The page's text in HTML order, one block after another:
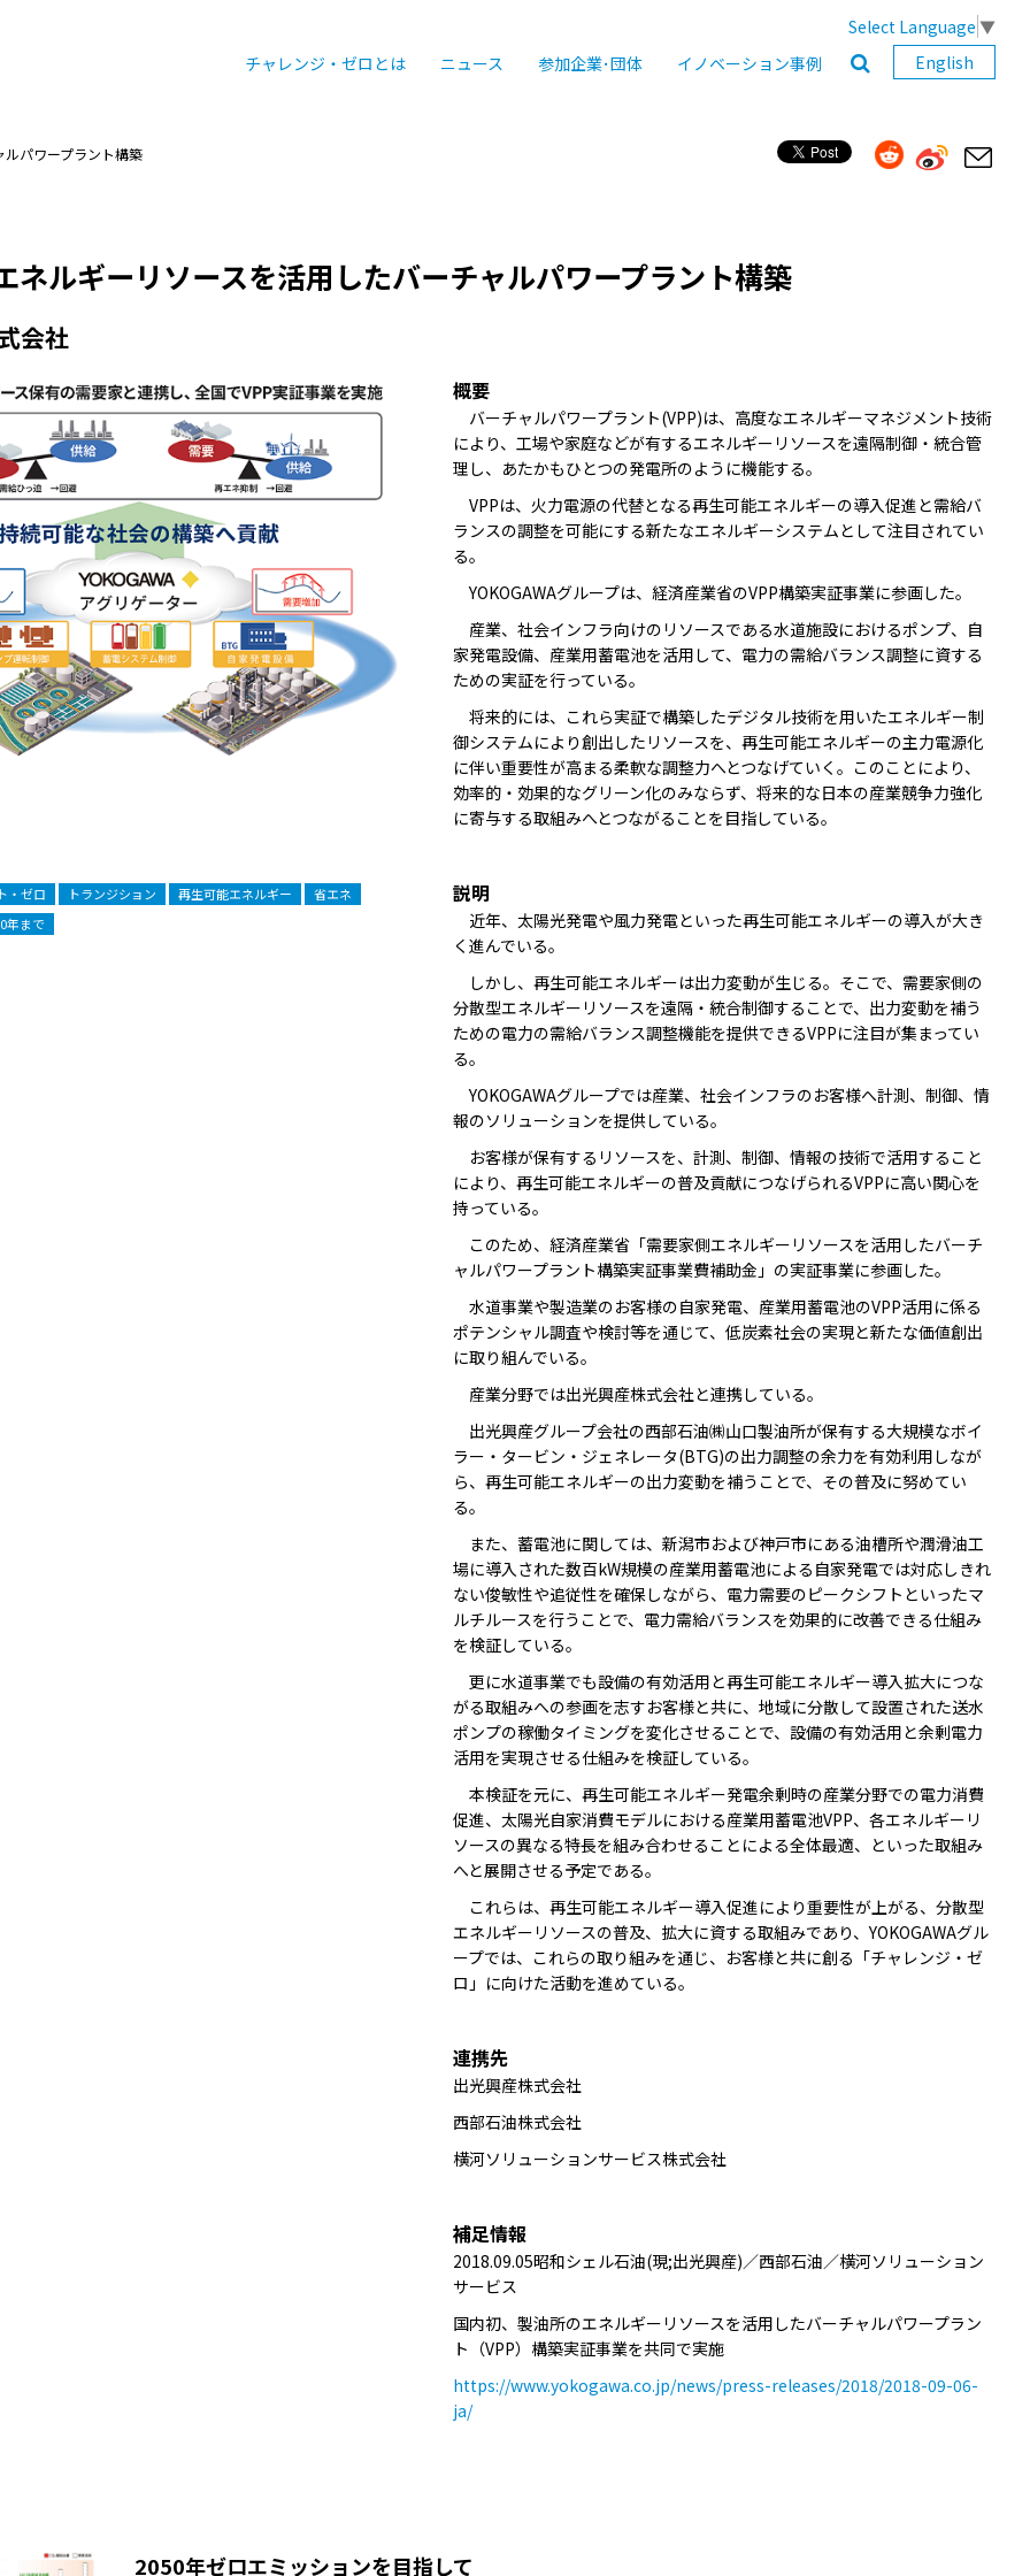
Select Language ▼
チャレンジ・ゼロとは
ニュース 参加企業･団体 イノベーション事例 English
パワープラント構築
ネルギーリソースを活用したバーチャルパワープラント構築
会社
・ゼロ トランジション 再生可能エネルギー
省エネ
年まで
概要
バーチャルパワープラント(VPP)は、高度なエネルギーマネジメント技術
により、工場や家庭などが有するエネルギーリソースを遠隔制御・統合管
理し、あたかもひとつの発電所のように機能する。
VPPは、火力電源の代替となる再生可能エネルギーの導入促進と需給バ
ランスの調整を可能にする新たなエネルギーシステムとして注目されてい
る。
YOKOGAWAグループは、経済産業省のVPP構築実証事業に参画した。
産業、社会インフラ向けのリソースである水道施設におけるポンプ、自
家発電設備、産業用蓄電池を活用して、電力の需給バランス調整に資する
ための実証を行っている。
将来的には、これら実証で構築したデジタル技術を用いたエネルギー制
御システムにより創出したリソースを、再生可能エネルギーの主力電源化
に伴い重要性が高まる柔軟な調整力へとつなげていく。このことにより、
効率的・効果的なグリーン化のみならず、将来的な日本の産業競争力強化
に寄与する取組みへとつながることを目指している。
説明
近年、太陽光発電や風力発電といった再生可能エネルギーの導入が大き
く進んでいる。
しかし、再生可能エネルギーは出力変動が生じる。そこで、需要家側の
分散型エネルギーリソースを遠隔・統合制御することで、出力変動を補う
ための電力の需給バランス調整機能を提供できるVPPに注目が集まってい
る。
YOKOGAWAグループでは産業、社会インフラのお客様へ計測、制御、情
報のソリューションを提供している。
お客様が保有するリソースを、計測、制御、情報の技術で活用すること
により、再生可能エネルギーの普及貢献につなげられるVPPに高い関心を
持っている。
このため、経済産業省「需要家側エネルギーリソースを活用したバーチ
ャルパワープラント構築実証事業費補助金」の実証事業に参画した。
水道事業や製造業のお客様の自家発電、産業用蓄電池のVPP活用に係る
ポテンシャル調査や検討等を通じて、低炭素社会の実現と新たな価値創出
に取り組んでいる。
産業分野では出光興産株式会社と連携している。
出光興産グループ会社の西部石油㈱山口製油所が保有する大規模なボイ
ラー・タービン・ジェネレータ(BTG)の出力調整の余力を有効利用しなが
ら、再生可能エネルギーの出力変動を補うことで、その普及に努めてい
る。
また、蓄電池に関しては、新潟市および神戸市にある油槽所や潤滑油工
場に導入された数百kW規模の産業用蓄電池による自家発電では対応しきれ
ない俊敏性や追従性を確保しながら、電力需要のピークシフトといったマ
ルチルースを行うことで、電力需給バランスを効果的に改善できる仕組み
を検証している。
更に水道事業でも設備の有効活用と再生可能エネルギー導入拡大につな
がる取組みへの参画を志すお客様と共に、地域に分散して設置された送水
ポンプの稼働タイミングを変化させることで、設備の有効活用と余剰電力
活用を実現させる仕組みを検証している。
本検証を元に、再生可能エネルギー発電余剰時の産業分野での電力消費
促進、太陽光自家消費モデルにおける産業用蓄電池VPP、各エネルギーリ
ソースの異なる特長を組み合わせることによる全体最適、といった取組み
へと展開させる予定である。
これらは、再生可能エネルギー導入促進により重要性が上がる、分散型
エネルギーリソースの普及、拡大に資する取組みであり、YOKOGAWAグル
ープでは、これらの取り組みを通じ、お客様と共に創る「チャレンジ・ゼ
ロ」に向けた活動を進めている。
連携先
出光興産株式会社
西部石油株式会社
横河ソリューションサービス株式会社
補足情報
2018.09.05昭和シェル石油(現;出光興産)／西部石油／横河ソリューション
サービス
国内初、製油所のエネルギーリソースを活用したバーチャルパワープラン
ト（VPP）構築実証事業を共同で実施
https://www.yokogawa.co.jp/news/press-releases/2018/2018-09-06-
ja/
2050年ゼロエミッションを目指して